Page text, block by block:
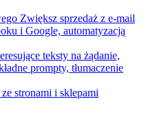
Zwiększ sprzedaż z e-mail
i Google, automatyzacją
teksty na żądanie,
prompty, tłumaczenie
stronami i sklepami